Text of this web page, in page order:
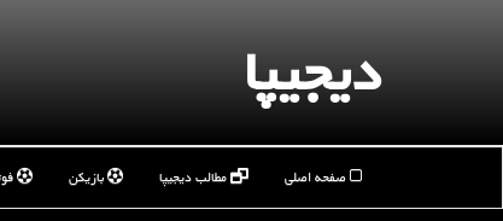
دیجیپا
صفحه اصلی مطالب دیجیپا بازیکن